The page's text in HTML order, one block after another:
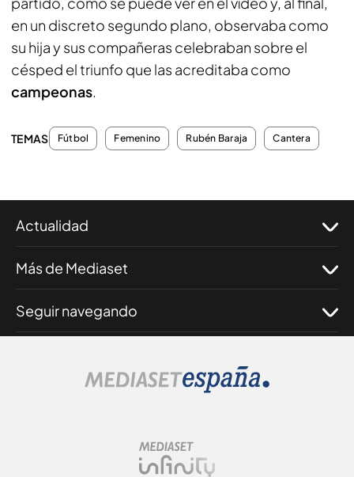
en un discreto segundo plano, observaba como
su hija y sus compañeras celebraban sobre el
césped el triunfo que las acreditaba como
campeonas.
TEMAS Fútbol Femenino Rubén Baraja Cantera
Actualidad
Más de Mediaset
Seguir navegando